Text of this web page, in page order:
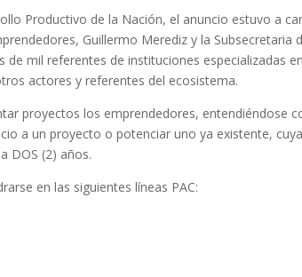
Productivo de la Nación, el anuncio estuvo a
Guillermo Merediz y la Subsecretaria
de mil referentes de instituciones especializadas
actores y referentes del ecosistema.
proyectos los emprendedores, entendiéndose
a un proyecto o potenciar uno ya existente,
DOS (2) años.
en las siguientes líneas PAC: